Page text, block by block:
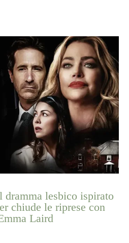
dramma lesbico ispirato
chiude le riprese con
Laird